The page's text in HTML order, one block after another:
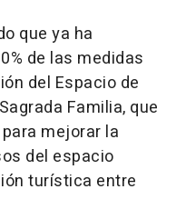
que ya ha
de las medidas
del Espacio de
Familia, que
mejorar la
del espacio
turística entre